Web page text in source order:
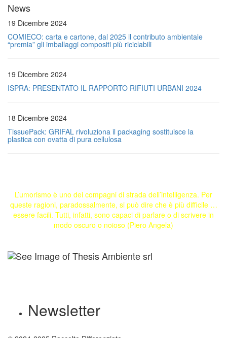
News
19 Dicembre 2024
COMIECO: carta e cartone, dal 2025 il contributo ambientale
“premia” gli imballaggi compositi più riciclabili
19 Dicembre 2024
ISPRA: PRESENTATO IL RAPPORTO RIFIUTI URBANI 2024
18 Dicembre 2024
TissuePack: GRIFAL rivoluziona il packaging sostituisce la
plastica con ovatta di pura cellulosa
L’umorismo è uno dei compagni di strada dell’intelligenza. Per
queste ragioni, paradossalmente, si può dire che è più difficile …
essere facili. Tutti, infatti, sono capaci di parlare o di scrivere in
modo oscuro o noioso (Piero Angela)
Newsletter